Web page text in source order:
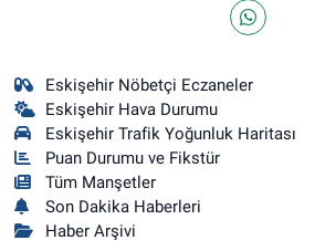
Eskişehir Nöbetçi Eczaneler
Eskişehir Hava Durumu
Eskişehir Trafik Yoğunluk Haritası
Puan Durumu ve Fikstür
Tüm Manşetler
Son Dakika Haberleri
Haber Arşivi